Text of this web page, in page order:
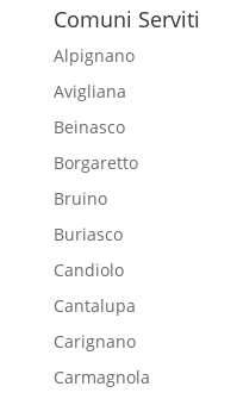
Comuni Serviti
Alpignano
Avigliana
Beinasco
Borgaretto
Bruino
Buriasco
Candiolo
Cantalupa
Carignano
Carmagnola